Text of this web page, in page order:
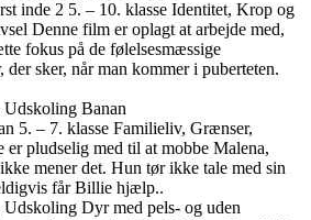
inde 2 5. – 10. klasse Identitet, Krop og
Denne film er oplagt at arbejde med,
fokus på de følelsesmæssige
der sker, når man kommer i puberteten.
Udskoling Banan
5. – 7. klasse Familieliv, Grænser,
er pludselig med til at mobbe Malena,
mener det. Hun tør ikke tale med sin
får Billie hjælp..
Udskoling Dyr med pels- og uden